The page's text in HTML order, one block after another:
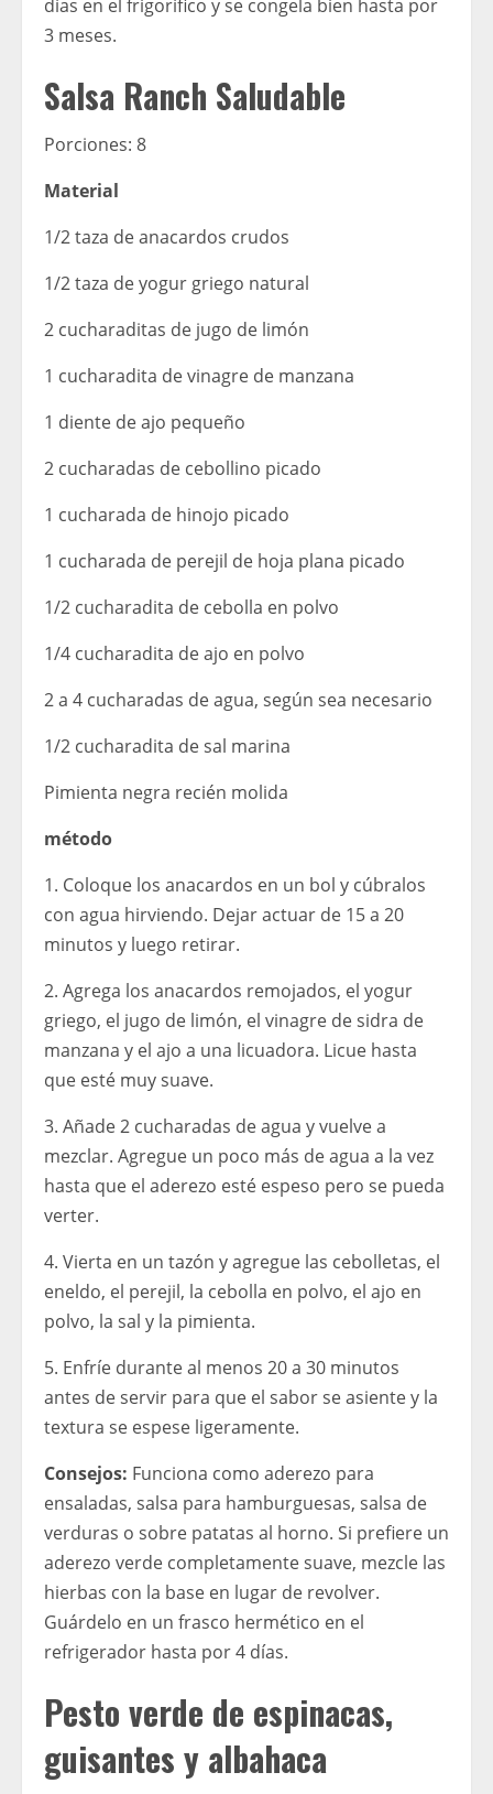
días en el frigorífico y se congela bien hasta por
3 meses.
Salsa Ranch Saludable
Porciones: 8
Material
1/2 taza de anacardos crudos
1/2 taza de yogur griego natural
2 cucharaditas de jugo de limón
1 cucharadita de vinagre de manzana
1 diente de ajo pequeño
2 cucharadas de cebollino picado
1 cucharada de hinojo picado
1 cucharada de perejil de hoja plana picado
1/2 cucharadita de cebolla en polvo
1/4 cucharadita de ajo en polvo
2 a 4 cucharadas de agua, según sea necesario
1/2 cucharadita de sal marina
Pimienta negra recién molida
método
1. Coloque los anacardos en un bol y cúbralos
con agua hirviendo. Dejar actuar de 15 a 20
minutos y luego retirar.
2. Agrega los anacardos remojados, el yogur
griego, el jugo de limón, el vinagre de sidra de
manzana y el ajo a una licuadora. Licue hasta
que esté muy suave.
3. Añade 2 cucharadas de agua y vuelve a
mezclar. Agregue un poco más de agua a la vez
hasta que el aderezo esté espeso pero se pueda
verter.
4. Vierta en un tazón y agregue las cebolletas, el
eneldo, el perejil, la cebolla en polvo, el ajo en
polvo, la sal y la pimienta.
5. Enfríe durante al menos 20 a 30 minutos
antes de servir para que el sabor se asiente y la
textura se espese ligeramente.
Consejos: Funciona como aderezo para
ensaladas, salsa para hamburguesas, salsa de
verduras o sobre patatas al horno. Si prefiere un
aderezo verde completamente suave, mezcle las
hierbas con la base en lugar de revolver.
Guárdelo en un frasco hermético en el
refrigerador hasta por 4 días.
Pesto verde de espinacas,
guisantes y albahaca